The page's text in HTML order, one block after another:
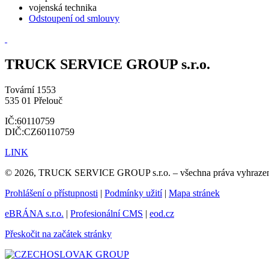
vojenská technika
Odstoupení od smlouvy
TRUCK SERVICE GROUP s.r.o.
Tovární 1553
535 01 Přelouč
IČ:60110759
DIČ:CZ60110759
LINK
© 2026, TRUCK SERVICE GROUP s.r.o. – všechna práva
Prohlášení o přístupnosti | Podmínky užití| Mapa stránek
eBRÁNA s.r.o. | Profesionální CMS | eod.cz
Přeskočit na začátek stránky